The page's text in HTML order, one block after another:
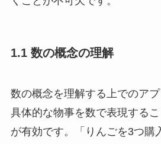
1.1 数の概念の理解
数の概念を理解する上でのアプ
具体的な物事を数で表現する
が有効です。「りんごを3つ購